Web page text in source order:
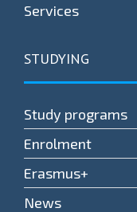
Services
STUDYING
Study programs
Enrolment
Erasmus+
News